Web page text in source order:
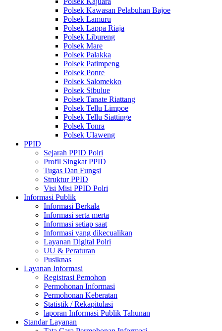
Polsek Kawasan Pelabuhan Bajoe
Polsek Lamuru
Polsek Lappa Riaja
Polsek Libureng
Polsek Mare
Polsek Palakka
Polsek Patimpeng
Polsek Ponre
Polsek Salomekko
Polsek Sibulue
Polsek Tanate Riattang
Polsek Tellu Limpoe
Polsek Tellu Siattinge
Polsek Tonra
Polsek Ulaweng
PPID
Sejarah PPID Polri
Profil Singkat PPID
Tugas Dan Fungsi
Struktur PPID
Visi Misi PPID Polri
Informasi Publik
Informasi Berkala
Informasi serta merta
Informasi setiap saat
Informasi yang dikecualikan
Layanan Digital Polri
UU & Peraturan
Pusiknas
Layanan Informasi
Registrasi Pemohon
Permohonan Informasi
Permohonan Keberatan
Statistik / Rekapitulasi
laporan Informasi Publik Tahunan
Standar Layanan